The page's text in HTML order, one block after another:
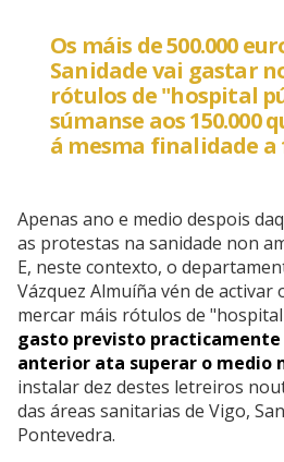
Os máis de 500.000
Sanidade vai gastar
rótulos de "hospital
súmanse aos 150.000
á mesma finalidade a
Apenas ano e medio despois
as protestas na sanidade non
E, neste contexto, o
Vázquez Almuíña vén de
mercar máis rótulos de
gasto previsto
anterior ata superar o medio
instalar dez destes letreiros
das áreas sanitarias de Vigo,
Pontevedra.